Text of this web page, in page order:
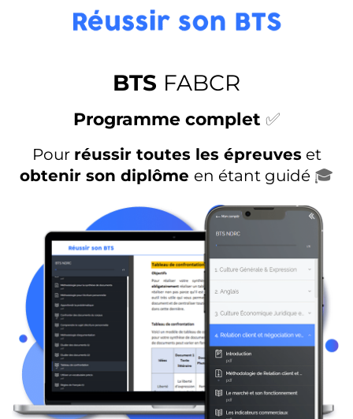
BTS FABCR
Programme complet ✅
Pour réussir toutes les épreuveset
obtenir son diplôme en étant guidé 🎓